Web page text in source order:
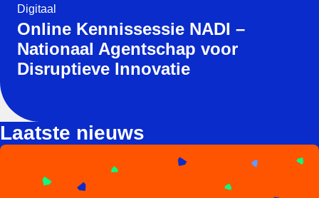
Online Kennissessie NADI –
Nationaal Agentschap voor
Disruptieve Innovatie
Digitaal
Laatste nieuws